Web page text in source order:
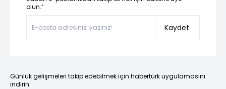
olun.”
Kaydet
Günlük gelişmeleri takip edebilmek için habertürk uygulamasını
indirin